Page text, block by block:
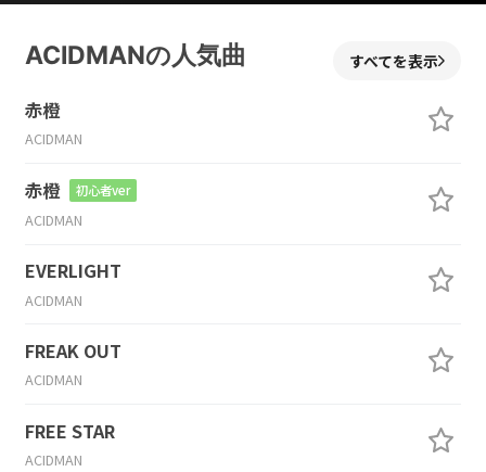
ACIDMANの人気曲 すべてを表示
赤橙
ACIDMAN
赤橙 初心者ver
ACIDMAN
EVERLIGHT
ACIDMAN
FREAK OUT
ACIDMAN
FREE STAR
ACIDMAN